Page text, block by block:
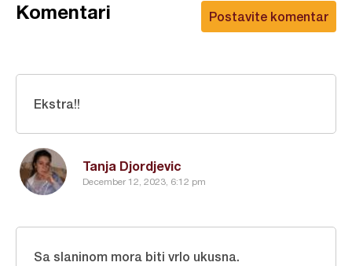
Postavite komentar
Komentari
Tanja Djordjevic
December 12, 2023, 6:12 pm
Ekstra!!
Sa slaninom mora biti vrlo ukusna.